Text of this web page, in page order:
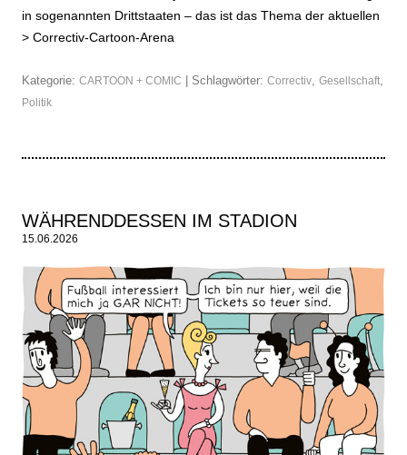
in sogenannten Drittstaaten – das ist das Thema der aktuellen
> Correctiv-Cartoon-Arena
Kategorie: CARTOON + COMIC | Schlagwörter: Correctiv Gesellschaft
Politik
WÄHRENDDESSEN IM STADION
15.06.2026